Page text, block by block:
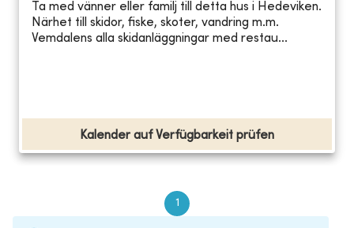
Ta med vänner eller familj till detta hus i Hedeviken.
Närhet till skidor, fiske, skoter, vandring m.m.
Vemdalens alla skidanläggningar med restau...
Kalender auf Verfügbarkeit prüfen
1